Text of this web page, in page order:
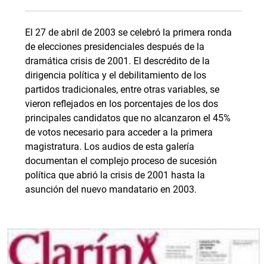
El 27 de abril de 2003 se celebró la primera ronda
de elecciones presidenciales después de la
dramática crisis de 2001. El descrédito de la
dirigencia política y el debilitamiento de los
partidos tradicionales, entre otras variables, se
vieron reflejados en los porcentajes de los dos
principales candidatos que no alcanzaron el 45%
de votos necesario para acceder a la primera
magistratura. Los audios de esta galería
documentan el complejo proceso de sucesión
política que abrió la crisis de 2001 hasta la
asunción del nuevo mandatario en 2003.